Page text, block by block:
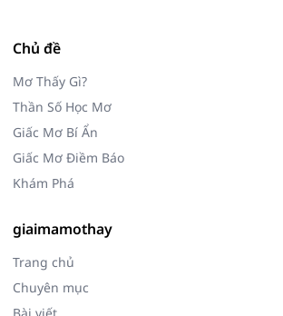
Chủ đề
Mơ Thấy Gì?
Thần Số Học Mơ
Giấc Mơ Bí Ẩn
Giấc Mơ Điềm Báo
Khám Phá
giaimamothay
Trang chủ
Chuyên mục